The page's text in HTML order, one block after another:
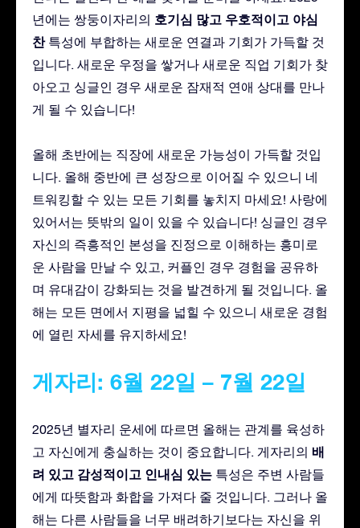
년에는 쌍둥이자리의 호기심 많고 우호적이고 야심
찬특성에 부합하는 새로운 연결과 기회가 가득할 것
입니다. 새로운 우정을 쌓거나 새로운 직업 기회가 찾
아오고 싱글인 경우 새로운 잠재적 연애 상대를 만나
게 될 수 있습니다!
올해 초반에는 직장에 새로운 가능성이 가득할 것입
니다. 올해 중반에 큰 성장으로 이어질 수 있으니 네
트워킹할 수 있는 모든 기회를 놓치지 마세요! 사랑에
있어서는 뜻밖의 일이 있을 수 있습니다! 싱글인 경우
자신의 즉흥적인 본성을 진정으로 이해하는 흥미로
운 사람을 만날 수 있고, 커플인 경우 경험을 공유하
며 유대감이 강화되는 것을 발견하게 될 것입니다. 올
해는 모든 면에서 지평을 넓힐 수 있으니 새로운 경험
에 열린 자세를 유지하세요!
게자리: 6월 22일 – 7월 22일
2025년 별자리 운세에 따르면 올해는 관계를 육성하
고 자신에게 충실하는 것이 중요합니다. 게자리의 배
려 있고 감성적이고 인내심 있는 특성은 주변 사람들
에게 따뜻함과 화합을 가져다 줄 것입니다. 그러나 올
해는 다른 사람들을 너무 배려하기보다는 자신을 위